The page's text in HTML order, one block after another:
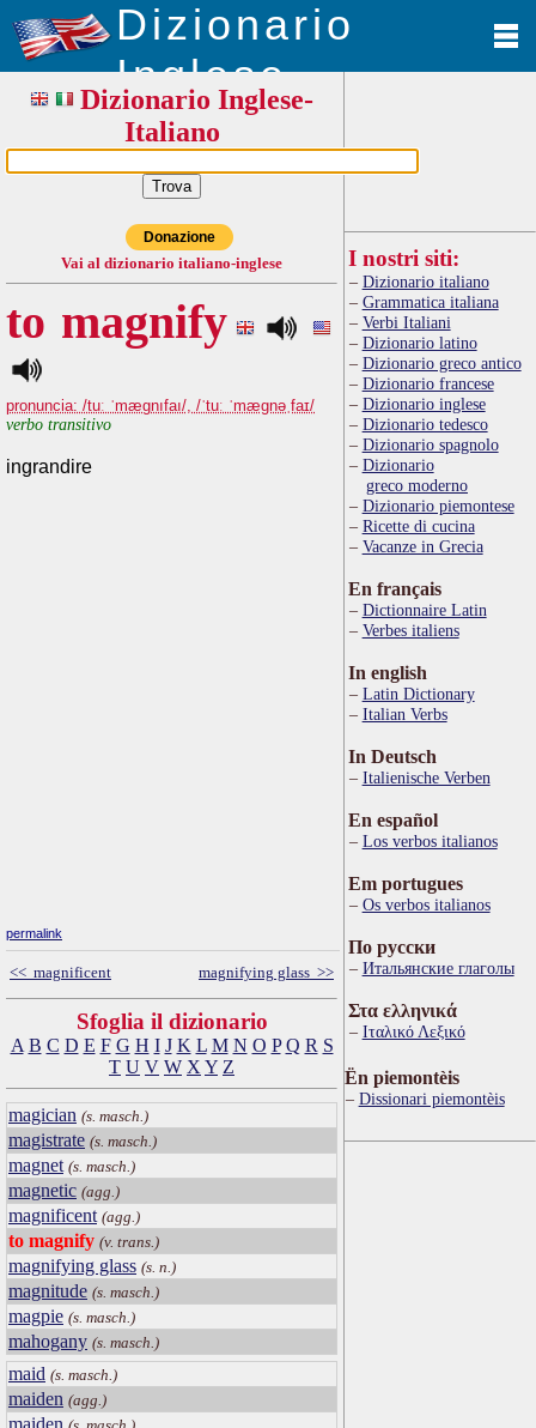
Dizionario
Inglese
Dizionario Inglese-
Italiano
Donazione
Vai al dizionario italiano-inglese
to magnify
pronuncia: /tuː ˈmægnıfaı/, /ˈtuː ˈmægnəˌfaɪ/
verbo transitivo
ingrandire
permalink
<< magnificent magnifying glass >>
Sfoglia il dizionario
A B C D E F G H I J K L M N O P Q R S
T U V W X Y Z
magician (s. masch.)
magistrate (s. masch.)
magnet (s. masch.)
magnetic (agg.)
magnificent (agg.)
to magnify (v. trans.)
magnifying glass (s. n.)
magnitude (s. masch.)
magpie (s. masch.)
mahogany (s. masch.)
maid (s. masch.)
maiden (agg.)
I nostri siti:
Dizionario italiano
Grammatica italiana
Verbi Italiani
Dizionario latino
Dizionario greco antico
Dizionario francese
Dizionario inglese
Dizionario tedesco
Dizionario spagnolo
Dizionario
greco moderno
Dizionario piemontese
Ricette di cucina
Vacanze in Grecia
En français
Dictionnaire Latin
Verbes italiens
In english
Latin Dictionary
Italian Verbs
In Deutsch
Italienische Verben
En español
Los verbos italianos
Em portugues
Os verbos italianos
По русски
Итальянские глаголы
Στα ελληνικά
Ιταλικό Λεξικό
Ën piemontèis
Dissionari piemontèis